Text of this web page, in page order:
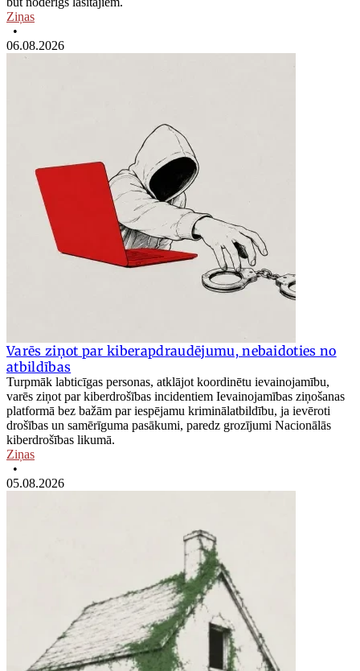
Ziņas
•
06.08.2026
Varēs ziņot par kiberapdraudējumu, nebaidoties no
atbildības
Turpmāk labticīgas personas, atklājot koordinētu ievainojamību,
varēs ziņot par kiberdrošības incidentiem Ievainojamības ziņošanas
platformā bez bažām par iespējamu kriminālatbildību, ja ievēroti
drošības un samērīguma pasākumi, paredz grozījumi Nacionālās
kiberdrošības likumā.
Ziņas
•
05.08.2026